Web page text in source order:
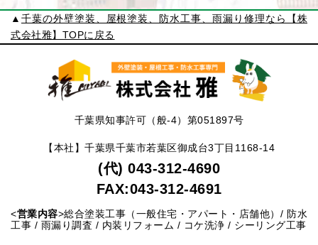
人の方や法人の方は、常用職人として働いていただ
きますが、 労災保険（一人親方の特別加入）
組合をご紹介します。 〇 事業形態 戸建て
の塗り替えをメイン事業とする総合リフォーム業
▲ 千葉の外壁塗装、屋根塗装、防水工事、雨漏り修理なら【株
式会社雅】TOPに戻る
千葉県知事許可（般-4）第051897号
【本社】千葉県千葉市若葉区御成台3丁目1168-14
(代) 043-312-4690
FAX:043-312-4691
<営業内容>総合塗装工事（一般住宅・アパート・店舗他）/ 防水
工事 / 雨漏り調査 / 内装リフォーム / コケ洗浄 / シーリング工事